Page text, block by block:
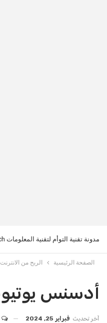
مدونة تقنية التوأم لتقنية المعلومات TwiinTech
الصفحة الرئيسية الربح من الانترنت
أدسنس
آخر تحديث فبراير 25, 2024